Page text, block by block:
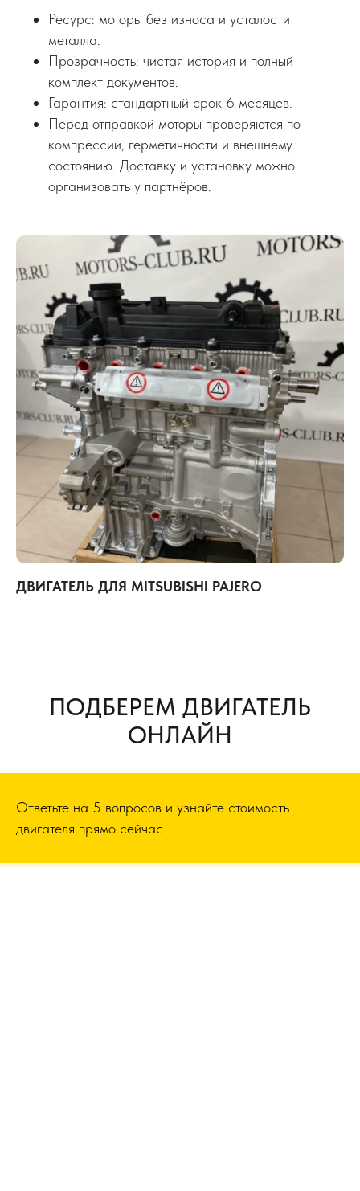
Ресурс: моторы без износа и усталости
металла.
Прозрачность: чистая история и полный
комплект документов.
Гарантия: стандартный срок 6 месяцев.
Перед отправкой моторы проверяются по
компрессии, герметичности и внешнему
состоянию. Доставку и установку можно
организовать у партнёров.
ДВИГАТЕЛЬ ДЛЯ MITSUBISHI PAJERO
ПОДБЕРЕМ ДВИГАТЕЛЬ
ОНЛАЙН
Ответьте на 5 вопросов и узнайте стоимость
двигателя прямо сейчас